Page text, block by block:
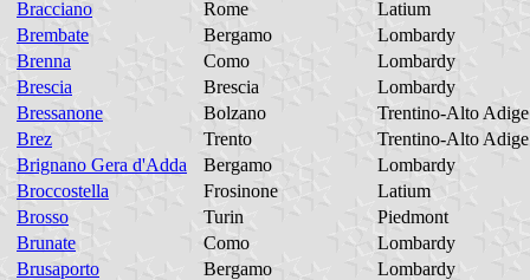
Bracciano
Rome
Latium
Brembate
Bergamo
Lombardy
Brenna
Como
Lombardy
Brescia
Brescia
Lombardy
Bressanone
Bolzano
Trentino-Alto Adige
Brez
Trento
Trentino-Alto Adige
Brignano Gera d'Adda
Bergamo
Lombardy
Broccostella
Frosinone
Latium
Brosso
Turin
Piedmont
Brunate
Como
Lombardy
Brusaporto
Bergamo
Lombardy